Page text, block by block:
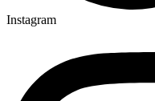
Instagram